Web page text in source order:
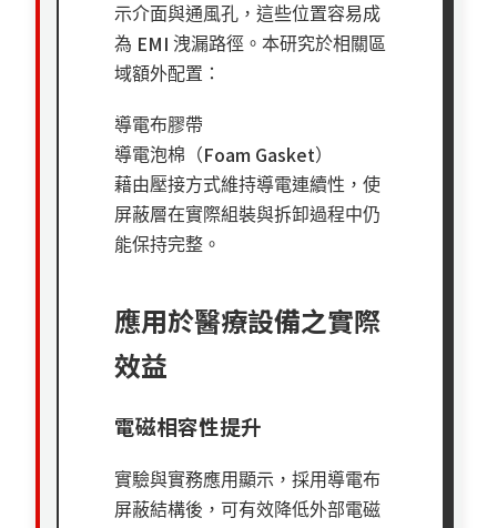
示介面與通風孔，這些位置容易成
為 EMI洩漏路徑。本研究於相關區
域額外配置：
導電布膠帶
導電泡棉（Foam Gasket）
藉由壓接方式維持導電連續性，使
屏蔽層在實際組裝與拆卸過程中仍
能保持完整。
應用於醫療設備之實際
效益
電磁相容性提升
實驗與實務應用顯示，採用導電布
屏蔽結構後，可有效降低外部電磁